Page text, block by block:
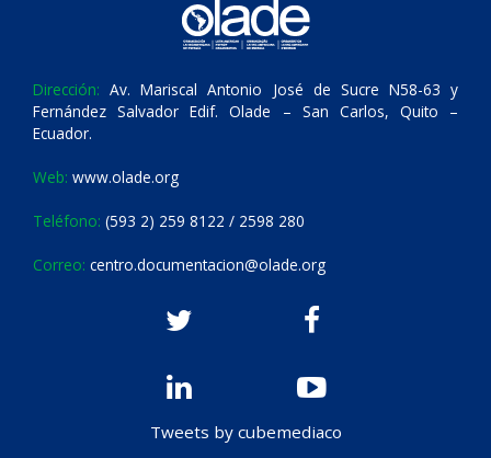
Dirección: Av. Mariscal Antonio José de Sucre N58-63 y
Fernández Salvador Edif. Olade – San Carlos, Quito –
Ecuador.
Web: www.olade.org
Teléfono: (593 2) 259 8122 / 2598 280
Correo: centro.documentacion@olade.org
Tweets by cubemediaco